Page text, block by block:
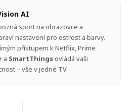
AI
sport na obrazovce a
nastavení pro ostrost a barvy.
přístupem k Netflix, Prime
a SmartThingsovládá vaši
– vše v jedné TV.